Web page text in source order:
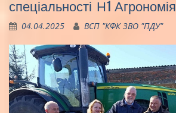
спеціальності Н1 Агрономія
04.04.2025 ВСП "КФК ЗВО "ПДУ"